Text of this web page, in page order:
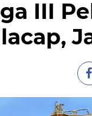
III